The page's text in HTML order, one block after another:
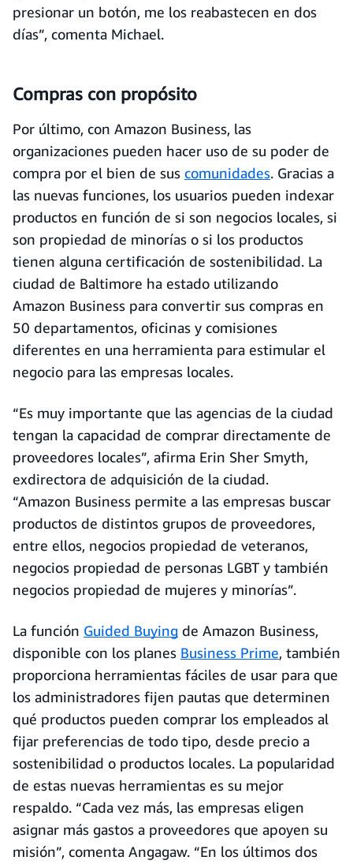
presionar un botón, me los reabastecen en dos
días”, comenta Michael.
Compras con propósito
Por último, con Amazon Business, las
organizaciones pueden hacer uso de su poder de
compra por el bien de sus comunidades. Gracias a
las nuevas funciones, los usuarios pueden indexar
productos en función de si son negocios locales, si
son propiedad de minorías o si los productos
tienen alguna certificación de sostenibilidad. La
ciudad de Baltimore ha estado utilizando
Amazon Business para convertir sus compras en
50 departamentos, oficinas y comisiones
diferentes en una herramienta para estimular el
negocio para las empresas locales.
“Es muy importante que las agencias de la ciudad
tengan la capacidad de comprar directamente de
proveedores locales”, afirma Erin Sher Smyth,
exdirectora de adquisición de la ciudad.
“Amazon Business permite a las empresas buscar
productos de distintos grupos de proveedores,
entre ellos, negocios propiedad de veteranos,
negocios propiedad de personas LGBT y también
negocios propiedad de mujeres y minorías”.
La función Guided Buying de Amazon Business,
disponible con los planes Business Prime, también
proporciona herramientas fáciles de usar para que
los administradores fijen pautas que determinen
qué productos pueden comprar los empleados al
fijar preferencias de todo tipo, desde precio a
sostenibilidad o productos locales. La popularidad
de estas nuevas herramientas es su mejor
respaldo. “Cada vez más, las empresas eligen
asignar más gastos a proveedores que apoyen su
misión”, comenta Angagaw. “En los últimos dos